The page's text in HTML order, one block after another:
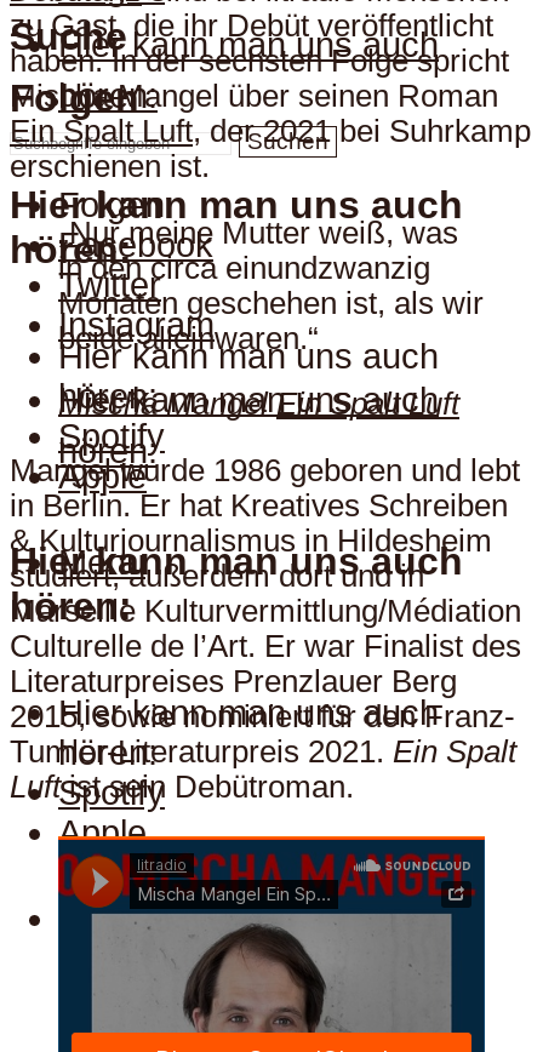
Suche
Suchen
Hier kann man uns auch
hören:
Hier kann man uns auch
hören:
Hier kann man uns auch
hören:
Spotify
Apple
Menu
Folgen
Folgen
Facebook
Twitter
Instagram
Hier kann man uns auch
hören:
Hier kann man uns auch
hören:
Hier kann man uns auch
hören:
Spotify
Apple
Menu
zu Gast, die ihr Debüt veröffentlicht
haben. In der sechsten Folge spricht
Mischa Mangel über seinen Roman
Ein Spalt Luft, der 2021 bei Suhrkamp
erschienen ist.
„Nur meine Mutter weiß, was
in den circa einundzwanzig
Monaten geschehen ist, als wir
beide alleinwaren.“
Mischa MangelEin Spalt Luft
Mangel wurde 1986 geboren und lebt
in Berlin. Er hat Kreatives Schreiben
& Kulturjournalismus in Hildesheim
studiert, außerdem dort und in
Marseille Kulturvermittlung/Médiation
Culturelle de l’Art. Er war Finalist des
Literaturpreises Prenzlauer Berg
2015, sowie nominiert für den Franz-
Tumler-Literaturpreis 2021. Ein Spalt
Luftist sein Debütroman.